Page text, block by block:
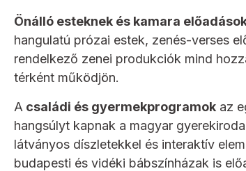
Önálló esteknek és kamara
hangulatú prózai estek, zenés-verses
rendelkező zenei produkciók mind
térként működjön.
A családi és gyermekprogramok az
hangsúlyt kapnak a magyar
látványos díszletekkel és interaktív
budapesti és vidéki bábszínházak is